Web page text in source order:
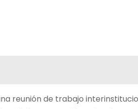
reunión de trabajo